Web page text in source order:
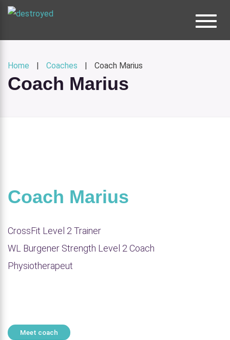
Home Coaches Coach Marius
Coach Marius
Coach Marius
CrossFit Level 2 Trainer
WL Burgener Strength Level 2 Coach
Physiotherapeut
Meet coach